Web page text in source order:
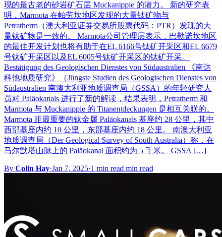
现的最古老的砂岩矿石层 Muckanippie 的潜力。 新的研究表
明，Marmota 在帕劳坎地区发现的大量钛矿物与
Petratherm（澳大利亚证券交易所股票代码：PTR）发现的大
量钛矿物是一致的。 Marmota公司管理层表示，巴勒诺坎地区
的最佳开发计划也将有助于在EL 6166号钛矿开采区和EL 6679
号钛矿开采区以及EL 6005号钛矿开采区的钛矿开采。
Bestätigung des Geologischen Dienstes von Südaustralien 《南达
科他地质研究》（Jüngste Studien des Geologischen Dienstes von
Südaustralien 南澳大利亚地质调查局（GSSA）的年轻研究人
员对 Paläokanals 进行了新的解读，结果表明，Petratherm 和
Marmota 与 Muckanippie 的 Titanentdeckungen 是相互关联的。
Marmota 距最重要的钛金属 Paläokanals 基座约 28 公里，其中
西部基座内约 10 公里，东部基座内约 18 公里。 南澳大利亚
地质调查局（Der Geological Survey of South Australia）称，在
马尔默塔山脉上的 Paläokanal 面积约为 5 千米。 GSSA […]
By Colin Hay·Jan 7, 2025·1 min read min read